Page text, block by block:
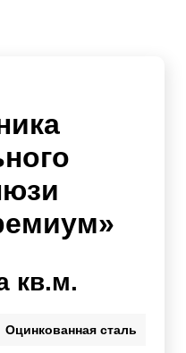
кв.м.
Оцинкованная сталь